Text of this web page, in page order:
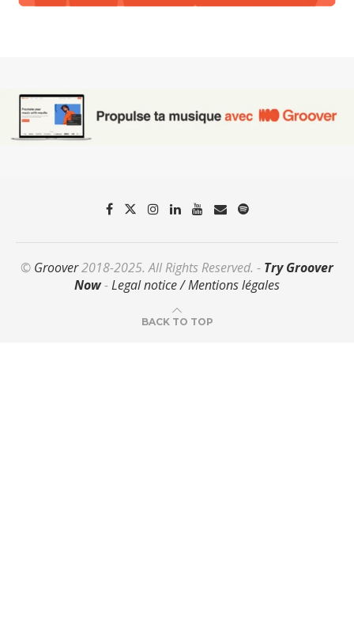
© Groover2018-2025. All Rights Reserved. - Try Groover
Now-Legal notice / Mentions légales
BACK TO TOP